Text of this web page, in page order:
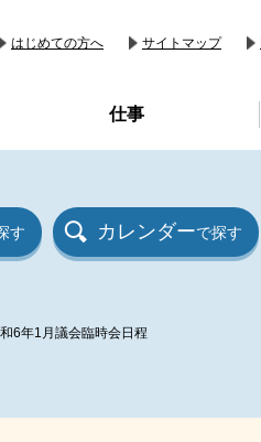
はじめての方へ サイトマップ
仕事
す カレンダーで探す
6年1月議会臨時会日程